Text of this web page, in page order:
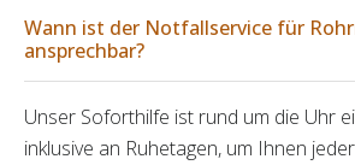
Wann ist der Notfallservice für
ansprechbar?
Unser Soforthilfe ist rund um die Uhr
inklusive an Ruhetagen, um Ihnen